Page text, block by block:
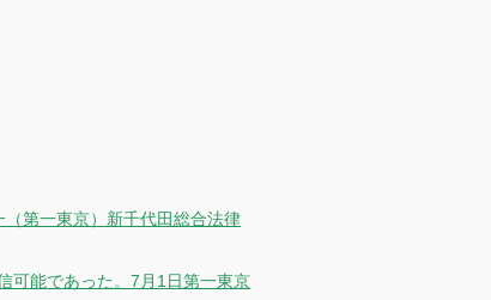
（第一東京）新千代田総合法律
可能であった。7月1日第一東京